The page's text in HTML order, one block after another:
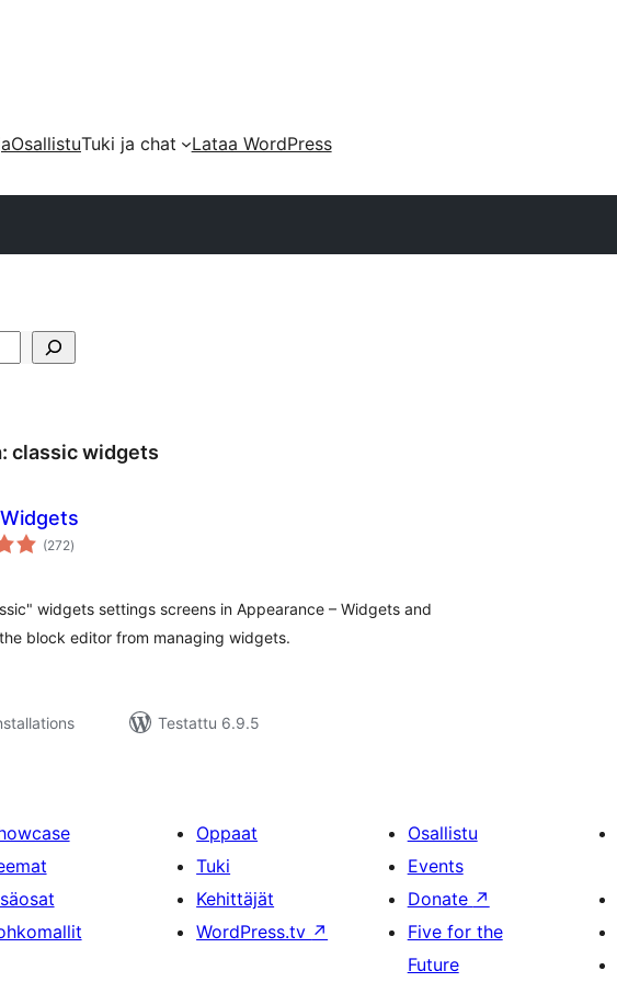
OsallistuTuki ja chat
Lataa WordPress
classic widgets
(272arvosanat
yhteensä
)
widgets settings screens in Appearance – Widgets and
block editor from managing widgets.
Testattu 6.9.5
Oppaat
Tuki
Kehittäjät
WordPress.tv ↗
Osallistu
Events
Donate ↗
Five for the
Future